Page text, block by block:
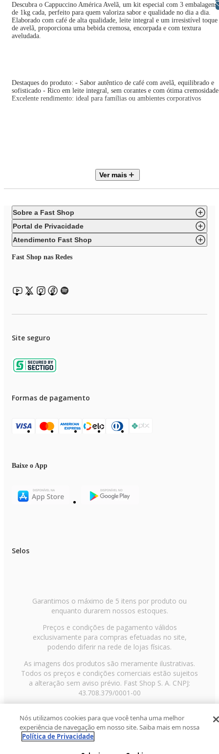
Descubra o Cappuccino América Avelã, um kit especial com 3 embalagens
de 1kg cada, perfeito para quem valoriza sabor e qualidade no dia a dia.
Elaborado com café de alta qualidade, leite integral e um irresistível toque
de avelã, proporciona uma bebida cremosa, encorpada e com textura
aveludada.
Destaques do produto: - Sabor autêntico de café com avelã, equilibrado e
sofisticado - Rico em leite integral, sem corantes e com ótima
Excelente rendimento: ideal para famílias ou ambientes corporativos
Garanta já o seu kit e desfrute do autêntico sabor do Cappuccino América
Avelã!
Ver mais
Sobre a Fast Shop
Portal de Privacidade
Atendimento Fast Shop
Fast Shop nas Redes
Site seguro
Formas de pagamento
Baixe o App
Selos
Garantimos o máximo de 5 itens por produto ou
enquanto durarem nossos estoques.
Preços e condições de pagamento válidos
exclusivamente para compras efetuadas no site,
podendo diferir na rede de lojas físicas.
As imagens dos produtos são meramente ilustrativas.
Todos os preços e condições comerciais estão sujeitos
a alteração sem aviso prévio. Fast Shop S. A. CNPJ:
43.708.379/0001-00
Paulo/SP, CEP 02029-001, Telefone: 11 3003-3728 ©
2013 Fast Shop - Todos os direitos reservadosRF
Nós utilizamos cookies para que você tenha uma melhor
experiência de navegação em nosso site. Saiba mais em nossa
Política de Privacidade
Libras